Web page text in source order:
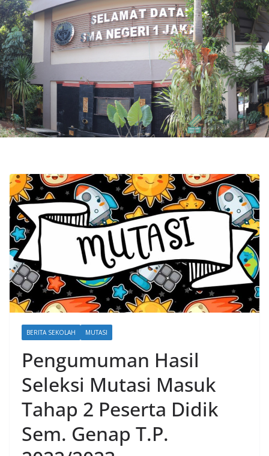
BERITA SEKOLAH MUTASI
Pengumuman Hasil
Seleksi Mutasi Masuk
Tahap 2 Peserta Didik
Sem. Genap T.P.